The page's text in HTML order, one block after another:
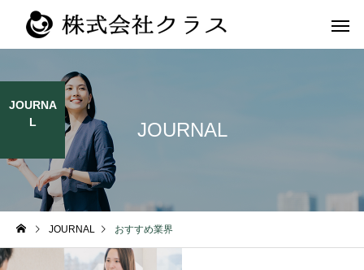
新卒
JOURNAL
JOURNA
L
JOURNAL おすすめ業界